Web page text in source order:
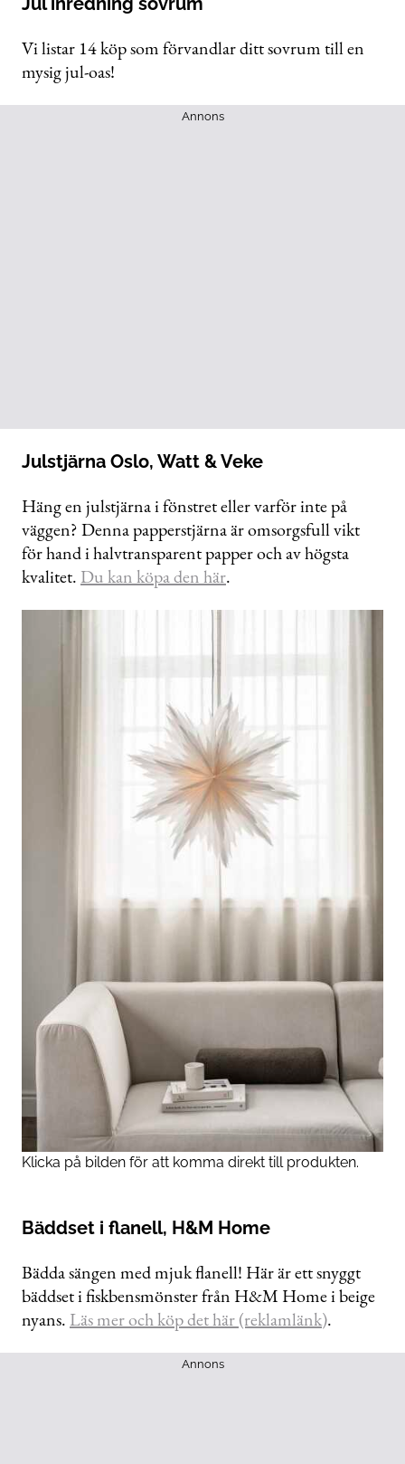
Vi listar 14 köp som förvandlar ditt sovrum till en
mysig jul-oas!
Annons
Julstjärna Oslo, Watt & Veke
Häng en julstjärna i fönstret eller varför inte på
väggen? Denna papperstjärna är omsorgsfull vikt
för hand i halvtransparent papper och av högsta
kvalitet. Du kan köpa den här.
Klicka på bilden för att komma direkt till produkten.
Bäddset i flanell, H&M Home
Bädda sängen med mjuk flanell! Här är ett snyggt
bäddset i fiskbensmönster från H&M Home i beige
nyans. Läs mer och köp det här (reklamlänk).
Annons